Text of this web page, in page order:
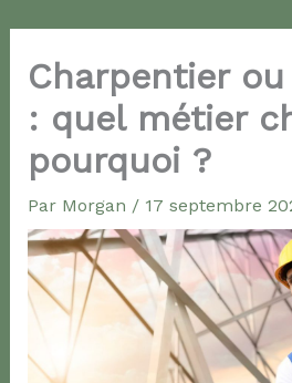
Charpentier
: quel métier
pourquoi ?
Par Morgan / 17 septembre